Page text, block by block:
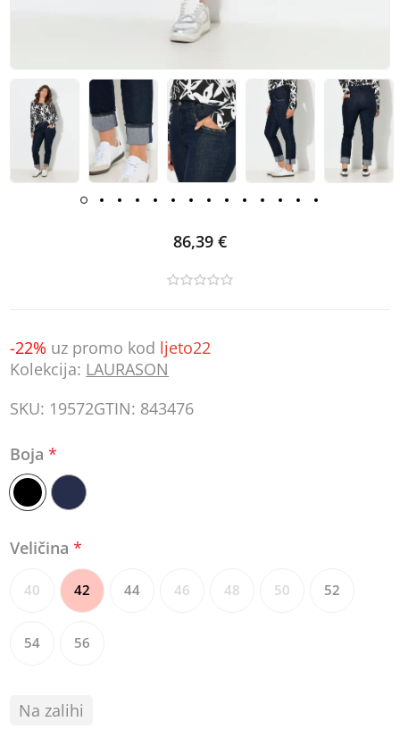
86,39 €
-22% uz promo kod ljeto22
Kolekcija: LAURASON
SKU: 19572GTIN: 843476
Boja*
Veličina*
40 42 44 46 48 50 52
54 56
Na zalihi